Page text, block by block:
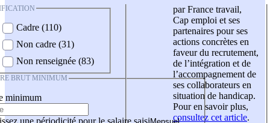
Cadre (110)
Non cadre (31)
Non renseignée (83)
BRUT MINIMUM
minimum
une périodicité pour le salaire saisi
par France travail,
Cap emploi et ses
partenaires pour ses
actions concrètes en
faveur du recrutement,
de l’intégration et de
l’accompagnement de
ses collaborateurs en
situation de handicap.
Pour en savoir plus,
consultez cet article.